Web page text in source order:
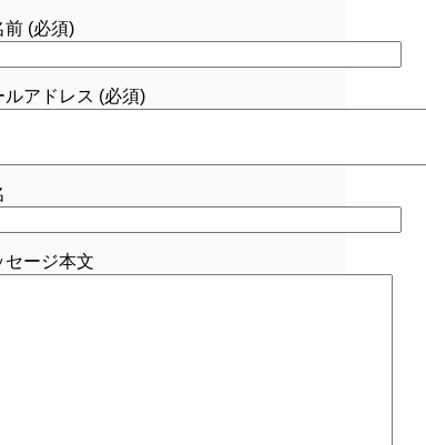
前 (必須)
ルアドレス (必須)
セージ本文